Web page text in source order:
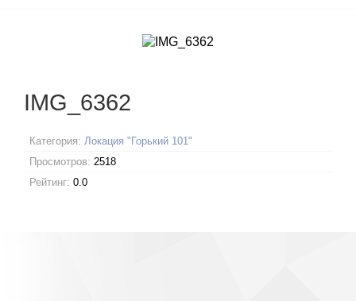
IMG_6362
Категория: Локация "Горький 101"
Просмотров: 2518
Рейтинг: 0.0